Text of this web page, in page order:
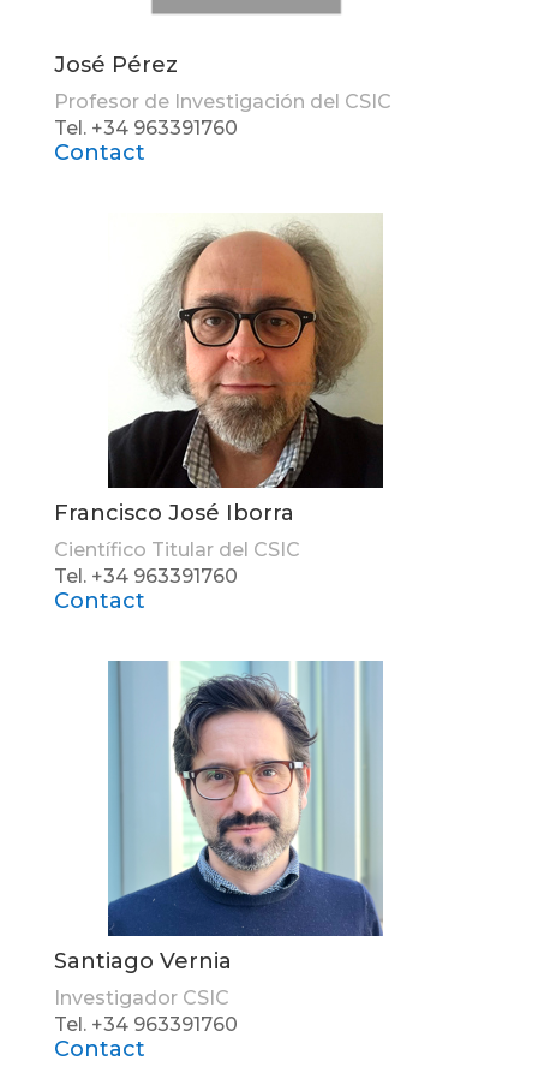
José Pérez
Profesor de Investigación del CSIC
Tel. +34 963391760
Contact
Francisco José Iborra
Científico Titular del CSIC
Tel. +34 963391760
Contact
Santiago Vernia
Investigador CSIC
Tel. +34 963391760
Contact